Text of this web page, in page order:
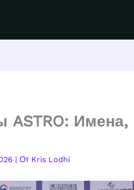
ASTRO: Имена,
| От Kris Lodhi